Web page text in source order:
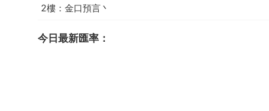
2樓：金口預言丶
今日最新匯率：